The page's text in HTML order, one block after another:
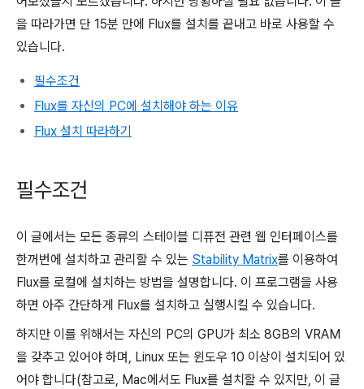
을 따라가면 단 15분 만에 Flux를 설치를 끝내고 바로 사용할 수
있습니다.
필수조건
Flux를 자신의 PC에 설치해야 하는 이유
Flux 설치 따라하기
필수조건
이 글에서는 모든 종류의 스테이블 디퓨전 관련 웹 인터페이스를
한꺼번에 설치하고 관리할 수 있는 Stability Matrix를 이용하여
Flux를 로컬에 설치하는 방법을 설명합니다. 이 프로그램을 사용
하면 아주 간단하게 Flux를 설치하고 실행시킬 수 있습니다.
하지만 이를 위해서는 자신의 PC의 GPU가 최소 8GB의 VRAM
을 갖추고 있어야 하며, Linux 또는 윈도우 10 이상이 설치되어 있
어야 합니다(참고로, Mac에서도 Flux를 설치할 수 있지만, 이 글